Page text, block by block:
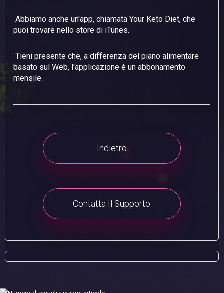
Abbiamo anche un'app, chiamata Your Keto Diet, che
puoi trovare nello store di iTunes.
Tieni presente che, a differenza del piano alimentare
basato sul Web, l'applicazione è un abbonamento
mensile.
Indietro
Contatta Il Supporto